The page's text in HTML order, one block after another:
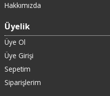
Hakkımızda
Üyelik
Üye Ol
Üye Girişi
Sepetim
Siparişlerim